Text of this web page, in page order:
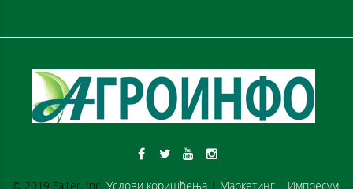
© 2019 Fajter, Inc. Услови коришћења | Маркетинг | Импресум